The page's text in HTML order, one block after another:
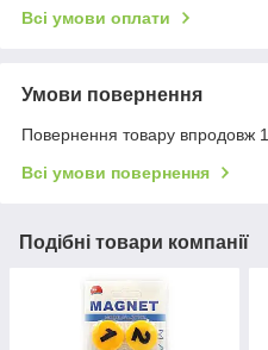
Всі умови оплати
Умови повернення
Повернення товару впродовж
Всі умови повернення
Подібні товари компанії